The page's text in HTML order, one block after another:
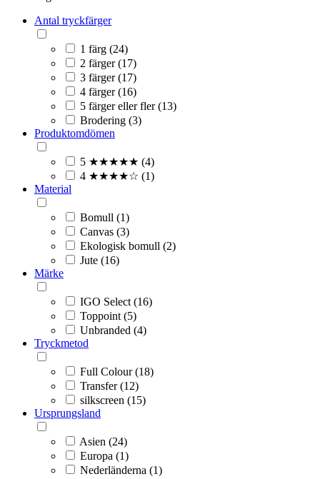
Antal tryckfärger
1 färg (24)
2 färger (17)
3 färger (17)
4 färger (16)
5 färger eller fler (13)
Brodering (3)
Produktomdömen
5 ★★★★★ (4)
4 ★★★★☆ (1)
Material
Bomull (1)
Canvas (3)
Ekologisk bomull (2)
Jute (16)
Märke
IGO Select (16)
Toppoint (5)
Unbranded (4)
Tryckmetod
Full Colour (18)
Transfer (12)
silkscreen (15)
Ursprungsland
Asien (24)
Europa (1)
Nederländerna (1)